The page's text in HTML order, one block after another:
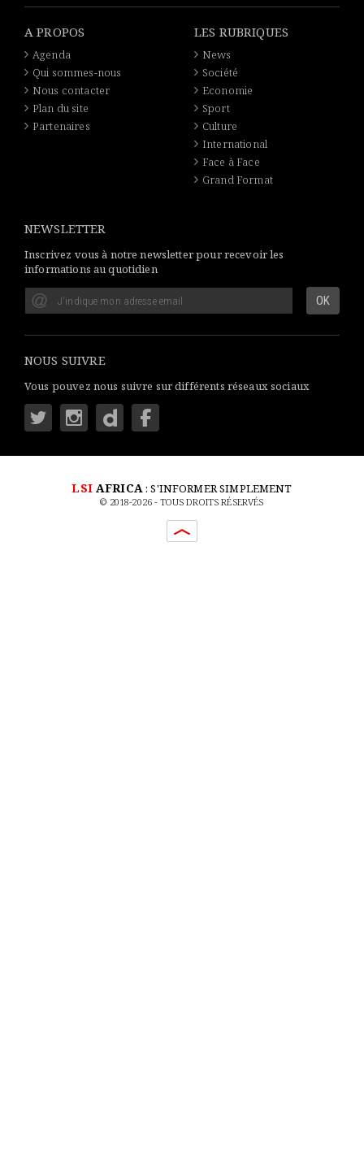
A PROPOS
Agenda
Qui sommes-nous
Nous contacter
Plan du site
Partenaires
LES RUBRIQUES
News
Société
Economie
Sport
Culture
International
Face à Face
Grand Format
NEWSLETTER
Inscrivez vous à notre newsletter pour recevoir les
informations au quotidien
NOUS SUIVRE
Vous pouvez nous suivre sur différents réseaux sociaux
LSIAFRICA: S'INFORMER SIMPLEMENT
© 2018-2026 - TOUS DROITS RÉSERVÉS